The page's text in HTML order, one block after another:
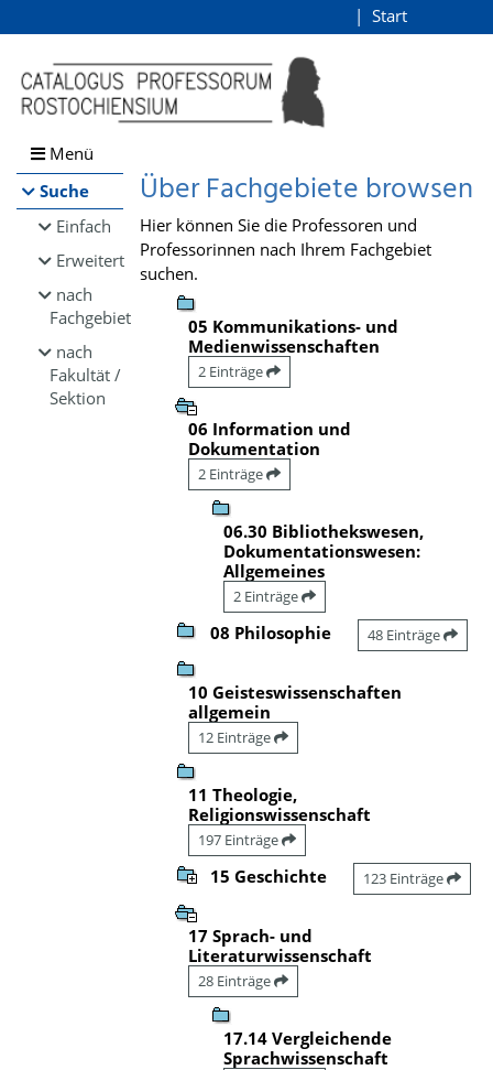
Browsen
direkt zum Inhalt
Start
Menü
Suche
Einfach
Erweitert
nach
Fachgebiet
nach
Fakultät /
Sektion
Über Fachgebiete browsen
Hier können Sie die Professoren und
Professorinnen nach Ihrem Fachgebiet
suchen.
05 Kommunikations- und
Medienwissenschaften
2 Einträge
06 Information und
Dokumentation
2 Einträge
06.30 Bibliothekswesen,
Dokumentationswesen:
Allgemeines
2 Einträge
08 Philosophie 48 Einträge
10 Geisteswissenschaften
allgemein
12 Einträge
11 Theologie,
Religionswissenschaft
197 Einträge
15 Geschichte 123 Einträge
17 Sprach- und
Literaturwissenschaft
28 Einträge
17.14 Vergleichende
Sprachwissenschaft